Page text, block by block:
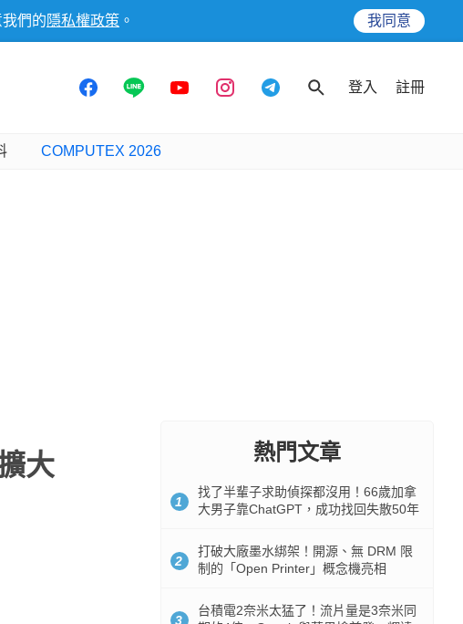
們的 隱私權政策 。 我同意
登入 註冊
COMPUTEX 2026
大 熱門文章
1
找了半輩子求助偵探都沒用！66歲加拿
大男子靠ChatGPT，成功找回失散50年
2
打破大廠墨水綁架！開源、無 DRM 限
制的「Open Printer」概念機亮相
3
台積電2奈米太猛了！流片量是3奈米同